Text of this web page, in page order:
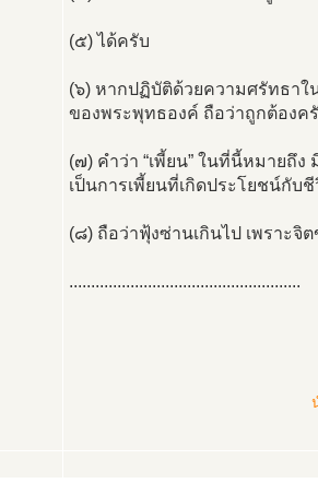
(๕) ได้ครับ
(๖) หากปฏิบัติด้วยความศรัทธ
ของพระพุทธองค์ ถือว่าถูกต้องค
(๗) คำว่า “เพี้ยน” ในที่นี้หมายถึ
เป็นการเพี้ยนที่เกิดประโยชน์กับ
(๘) ถือว่าฟุ้งซ่านเกินไป เพราะ
.....................................................